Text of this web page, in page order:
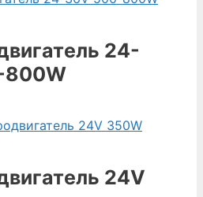
24-
800W
24V